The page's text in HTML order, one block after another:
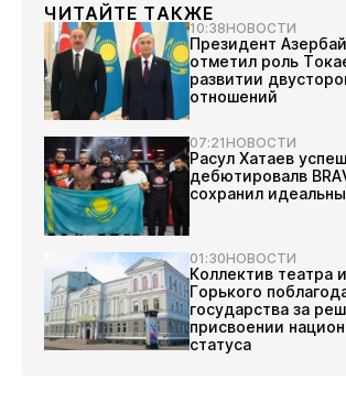
ЧИТАЙТЕ ТАКЖЕ
10:38НОВОСТИ
Президент
отметил роль
развитии
отношений
07:21 НОВОСТИ
Расул Хатаев
дебютировалв
сохранил
01:30НОВОСТИ
Коллектив театра
Горького
государства за
присвоении
статуса